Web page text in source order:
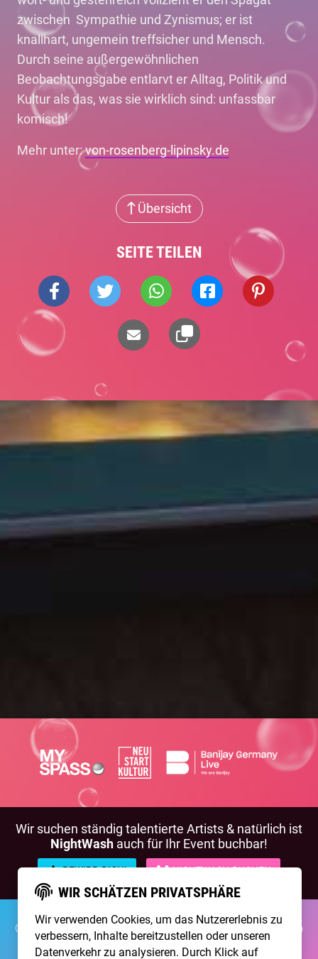
zwischen Sympathie und Zynismus; er ist
knallhart, ungemein treffsicher und Mensch.
Durch seine außergewöhnlichen
Beobachtungsgabe entlarvt er Alltag, Politik und
Kultur als das, was sie wirklich sind: unfassbar
komisch!
Mehr unter:von-rosenberg-lipinsky.de
Übersicht
SEITE TEILEN
Wir suchen ständig talentierte Artists & natürlich ist
NightWash auch für Ihr Event buchbar!
BEWIRB DICH! NIGHTWASH BUCHEN
©2026 Brainpool LiveÜber UnsKontaktMembership
ImpressumDatenschutz
WIR SCHÄTZEN PRIVATSPHÄRE
Wir verwenden Cookies, um das Nutzererlebnis zu
verbessern, Inhalte bereitzustellen oder unseren
Datenverkehr zu analysieren. Durch Klick auf